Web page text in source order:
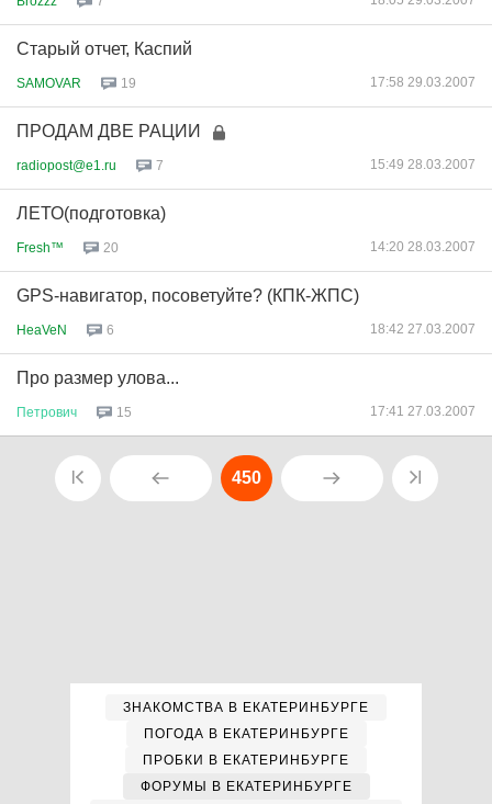
Старый отчет, Каспий
SAMOVAR 19 17:58 29.03.2007
ПРОДАМ ДВЕ РАЦИИ
radiopost@e1.ru 7 15:49 28.03.2007
ЛЕТО(подготовка)
Fresh™ 20 14:20 28.03.2007
GPS-навигатор, посоветуйте? (КПК-ЖПС)
HeaVeN 6 18:42 27.03.2007
Про размер улова...
Петрович 15 17:41 27.03.2007
450
ЗНАКОМСТВА В ЕКАТЕРИНБУРГЕ
ПОГОДА В ЕКАТЕРИНБУРГЕ
ПРОБКИ В ЕКАТЕРИНБУРГЕ
ФОРУМЫ В ЕКАТЕРИНБУРГЕ